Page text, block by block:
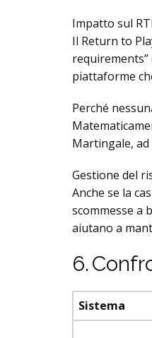
Impatto sul
Il Return to
piattaforme
Perché
Martingale,
Gestione del
Anche se la
scommesse a
aiutano a
6.
Sistema